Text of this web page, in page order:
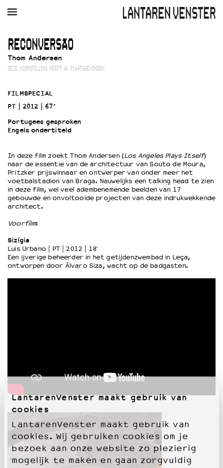
LantarenVenster maakt gebruik van
cookies
LantarenVenster maakt gebruik van
cookies. Wij gebruiken cookies om je
bezoek aan onze website zo plezierig
mogelijk te maken en gaan zorgvuldig
AGENDA FILM MUZIEK
Winkelmandje
Zoek
Openingstijden & contact
Bereikbaarheid
Kaartverkoop
EDUCATIE
Schoolvoorstellingen
Filmprogramma’s Primair Onderwijs
Filmprogramma’s VO/MBO
Speciale educatieprogramma’s
OVER LANTARENVENSTER
Wat we doen
Culturele boycot Israël
Ruimte voor artistieke vrijheid – VNPF
RECONVERSÃO
Thom Andersen
DEZE VOORSTELLING HEEFT AL PLAATSGEVONDEN
FILMSPECIAL
PT
2012
67’
Portugees gesproken
Engels ondertiteld
In deze film zoekt Thom Andersen (Los Angeles Plays Itself)
naar de essentie van de architectuur van Souto de Moura,
Pritzker prijswinnaar en ontwerper van onder meer het
voetbalstadion van Braga. Nauwelijks een talking head te zien
in deze film, wel veel adembenemende beelden van 17
gebouwde en onvoltooide projecten van deze indrukwekkende
architect.
Voorfilm:
Sizígia
Luis Urbano | PT | 2012 | 18′
Een ijverige beheerder in het getijdenzwembad in Leça,
ontworpen door Álvaro Siza, wacht op de badgasten.